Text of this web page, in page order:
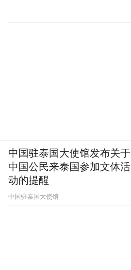
中国驻泰国大使馆发布关于
中国公民来泰国参加文体活
动的提醒
中国驻泰国大使馆